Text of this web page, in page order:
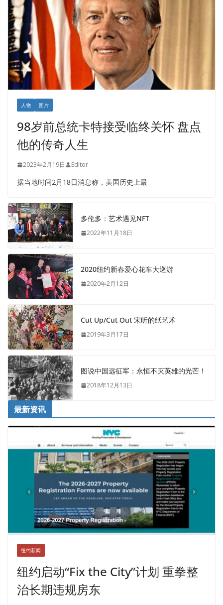
人物 图片
98岁前总统卡特接受临终关怀 盘点
他的传奇人生
2023年2月19日 Editor
据当地时间2月18日消息称，美国历史上最
多伦多：艺术遇见NFT
2022年11月18日
2020纽约新春爱心花车大巡游
2020年2月12日
Cut Up/Cut Out 宋昕的纸艺术
2019年3月17日
图说中国远征军：永恒不灭英雄的光芒！
2018年12月13日
最新资讯
纽约新闻
纽约启动“Fix the City”计划 重拳整
治长期违规房东